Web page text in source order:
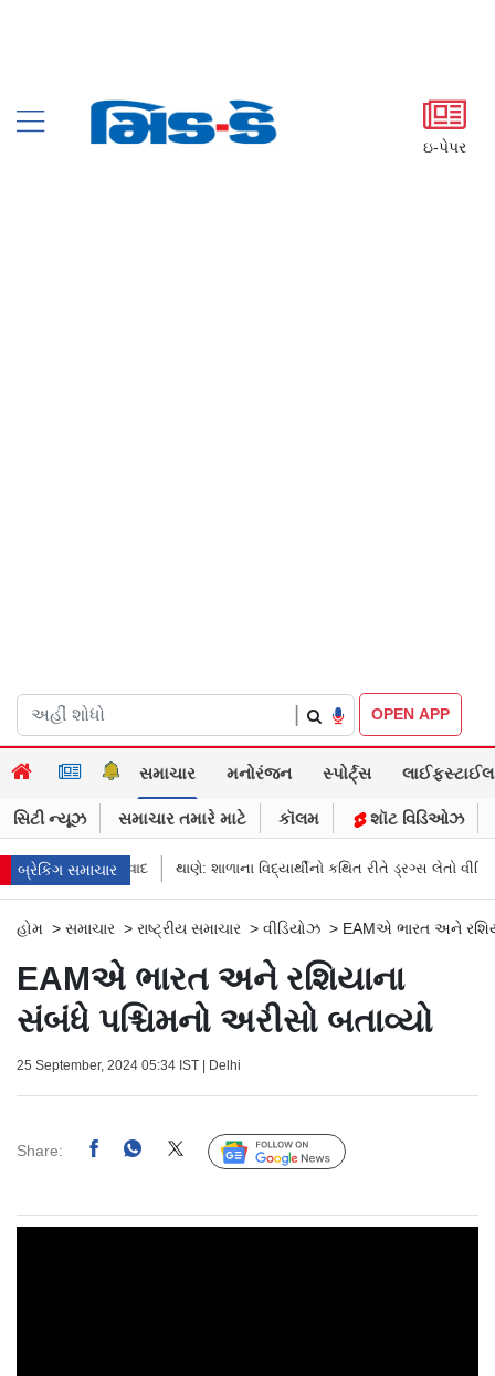
ઇ-પેપર
OPEN APP
સમાચાર મનોરંજન સ્પોર્ટ્સ લાઈફસ્ટાઈલ
સિટી ન્યૂઝ સમાચાર તમારે માટે કૉલમ શૉટ વિડિઓઝ
બ્રેકિંગ સમાચાર
સંવાદ થાણે: શાળાના વિદ્યાર્થીનો કથિત રીતે ડ્રગ્સ લેતો વીડિયો વાયરલ,
હોમ > સમાચાર > રાષ્ટ્રીય સમાચાર > વીડિયોઝ > EAMએ ભારત અને
EAMએ ભારત અને રશિયાના
સંબંધે પશ્ચિમનો અરીસો બતાવ્યો
25 September, 2024 05:34 IST | Delhi
Share: Follow Us